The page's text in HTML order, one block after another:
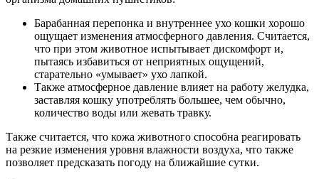
Барабанная перепонка и внутреннее ухо кошки хорошо
ощущает изменения атмосферного давления. Считается,
что при этом животное испытывает дискомфорт и,
пытаясь избавиться от неприятных ощущений,
старательно «умывает» ухо лапкой.
Также атмосферное давление влияет на работу желудка,
заставляя кошку употреблять большее, чем обычно,
количество воды или жевать травку.
Также считается, что кожа животного способна реагировать
на резкие изменения уровня влажности воздуха, что также
позволяет предсказать погоду на ближайшие сутки.